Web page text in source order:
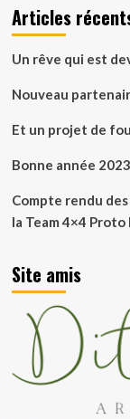
Articles
Un rêve qui est
Nouveau
Et un projet de
Bonne année 2023
Compte rendu
la Team 4×4 Proto
Site amis